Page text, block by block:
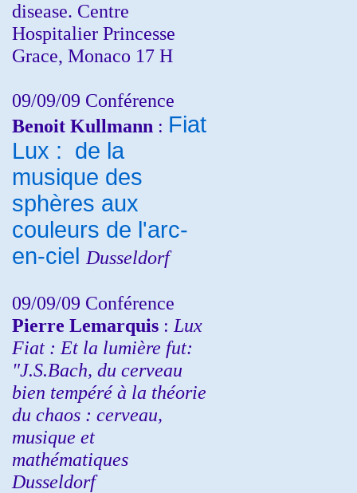
disease. Centre
Hospitalier Princesse
Grace, Monaco 17 H
09/09/09 Conférence
Benoit Kullmann : Fiat
Lux : de la
musique des
sphères aux
couleurs de l'arc-
en-ciel Dusseldorf
09/09/09 Conférence
Pierre Lemarquis : Lux
Fiat : Et la lumière fut:
"J.S.Bach, du cerveau
bien tempéré à la théorie
du chaos : cerveau,
musique et
mathématiques
Dusseldorf